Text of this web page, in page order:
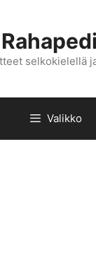
selkokielellä
Valikko